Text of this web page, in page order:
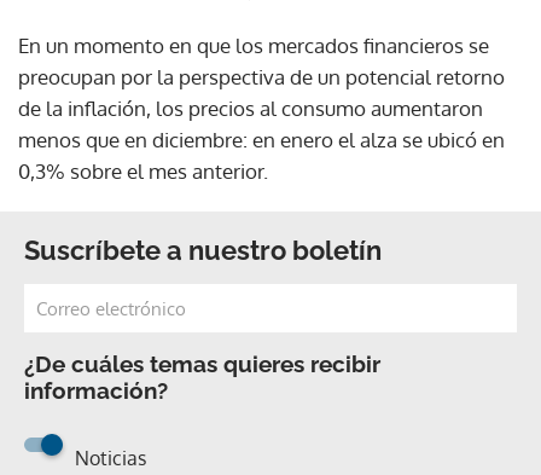
En un momento en que los mercados financieros se
preocupan por la perspectiva de un potencial retorno
de la inflación, los precios al consumo aumentaron
menos que en diciembre: en enero el alza se ubicó en
0,3% sobre el mes anterior.
Suscríbete a nuestro boletín
¿De cuáles temas quieres recibir
información?
Noticias